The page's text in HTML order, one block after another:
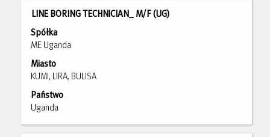
10
Tytuł
LINE BORING TECHNICIAN_ M/F (UG)
Spółka
ME Uganda
Miasto
KUMI, LIRA, BULISA
Państwo
Uganda
Zaznacz
za
pomocą
spacji,
aby
wyświetlić
pełną
treść
oferty